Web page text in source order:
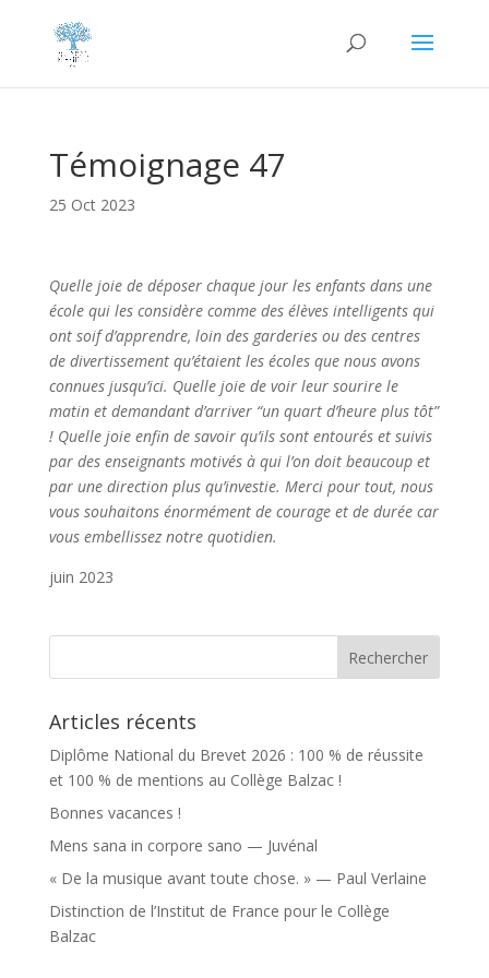
Témoignage 47
25 Oct 2023
Quelle joie de déposer chaque jour les enfants dans une
école qui les considère comme des élèves intelligents qui
ont soif d’apprendre, loin des garderies ou des centres
de divertissement qu’étaient les écoles que nous avons
connues jusqu’ici. Quelle joie de voir leur sourire le
matin et demandant d’arriver “un quart d’heure plus tôt”
! Quelle joie enfin de savoir qu’ils sont entourés et suivis
par des enseignants motivés à qui l’on doit beaucoup et
par une direction plus qu’investie. Merci pour tout, nous
vous souhaitons énormément de courage et de durée car
vous embellissez notre quotidien.
juin 2023
Articles récents
Diplôme National du Brevet 2026 : 100 % de réussite
et 100 % de mentions au Collège Balzac !
Bonnes vacances !
Mens sana in corpore sano — Juvénal
« De la musique avant toute chose. » — Paul Verlaine
Distinction de l’Institut de France pour le Collège
Balzac